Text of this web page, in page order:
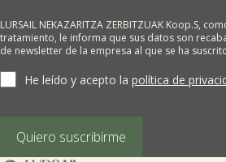
LURSAIL NEKAZARITZA ZERBITZUAK Koop.S,
tratamiento, le informa que sus datos son
de newsletter de la empresa al que se ha
terceros salvo obligación legal. Cualquier
acceso, rectificación, supresión, limitación del
lursail@lursailkoop.eus. Puede obtener
página web.
He leído y acepto la política de
Quiero suscribirme